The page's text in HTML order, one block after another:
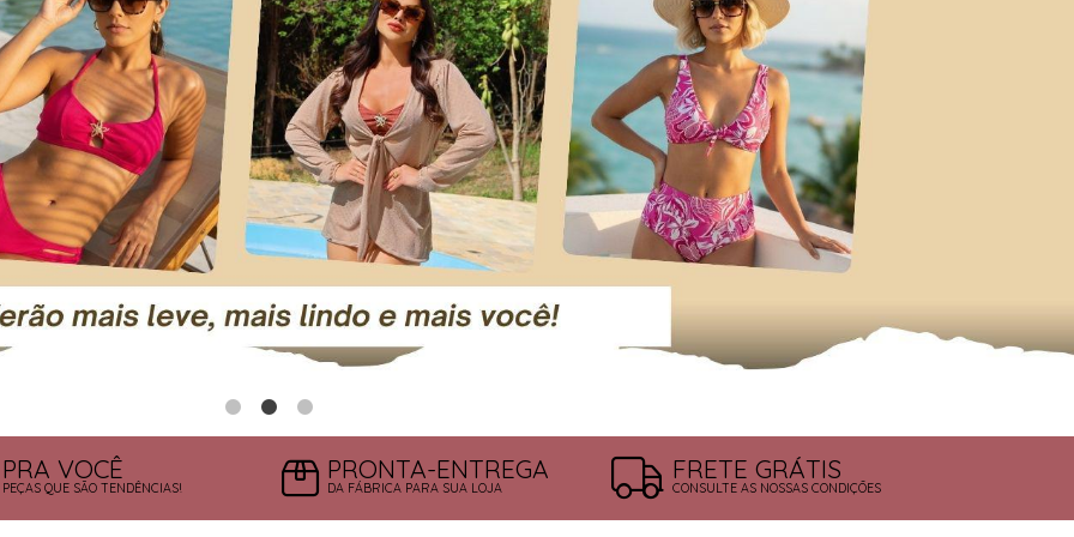
PRA VOCÊ
PEÇAS QUE SÃO TENDÊNCIAS!
PRONTA-ENTREGA
DA FÁBRICA PARA SUA LOJA
FRETE GRÁTIS
CONSULTE AS NOSSAS CONDIÇÕES